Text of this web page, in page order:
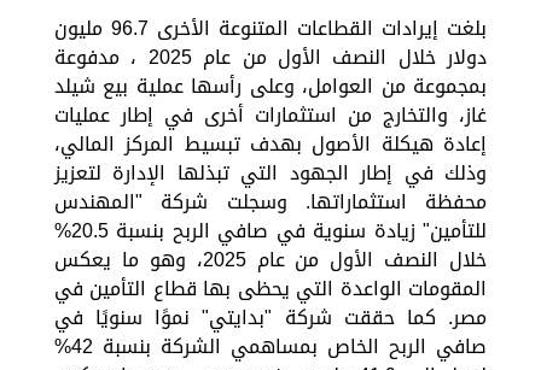
بلغت إيرادات القطاعات المتنوعة الأخرى 96.7 مليون
دولار خلال النصف الأول من عام 2025 ، مدفوعة
بمجموعة من العوامل، وعلى رأسها عملية بيع شيلد
غاز، والتخارج من استثمارات أخرى في إطار عمليات
إعادة هيكلة الأصول بهدف تبسيط المركز المالي،
وذلك في إطار الجهود التي تبذلها الإدارة لتعزيز
محفظة استثماراتها. وسجلت شركة "المهندس
للتأمين" زيادة سنوية في صافي الربح بنسبة 20.5%
خلال النصف الأول من عام 2025، وهو ما يعكس
المقومات الواعدة التي يحظى بها قطاع التأمين في
مصر. كما حققت شركة "بدايتي" نموًا سنويًا في
صافي الربح الخاص بمساهمي الشركة بنسبة 42%